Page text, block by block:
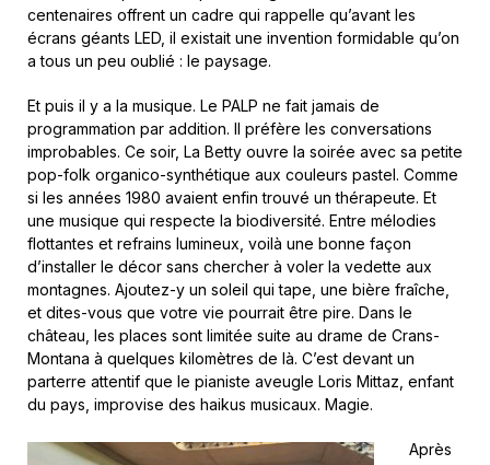
centenaires offrent un cadre qui rappelle qu’avant les
écrans géants LED, il existait une invention formidable qu’on
a tous un peu oublié : le paysage.
Et puis il y a la musique. Le PALP ne fait jamais de
programmation par addition. Il préfère les conversations
improbables. Ce soir, La Betty ouvre la soirée avec sa petite
pop-folk organico-synthétique aux couleurs pastel. Comme
si les années 1980 avaient enfin trouvé un thérapeute. Et
une musique qui respecte la biodiversité. Entre mélodies
flottantes et refrains lumineux, voilà une bonne façon
d’installer le décor sans chercher à voler la vedette aux
montagnes. Ajoutez-y un soleil qui tape, une bière fraîche,
et dites-vous que votre vie pourrait être pire. Dans le
château, les places sont limitée suite au drame de Crans-
Montana à quelques kilomètres de là. C’est devant un
parterre attentif que le pianiste aveugle Loris Mittaz, enfant
du pays, improvise des haikus musicaux. Magie.
Après